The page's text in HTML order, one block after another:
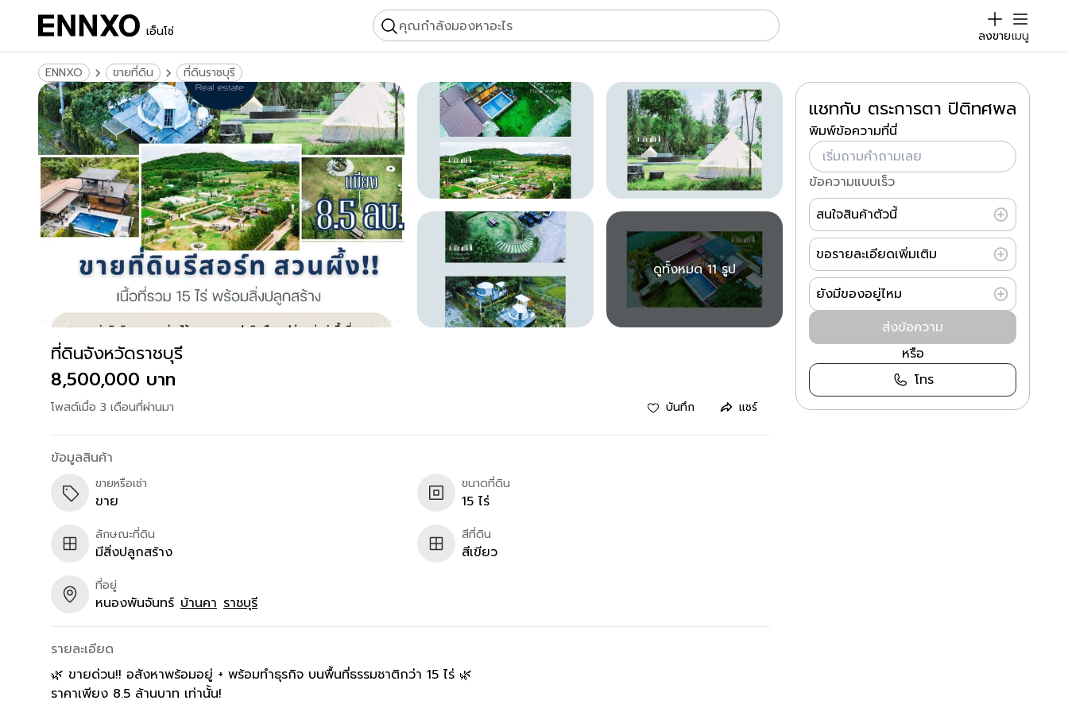
เอ็นโซ่ คุณกำลังมองหาอะไร
ลงขายเมนู
ENNXO ขายที่ดิน ที่ดินราชบุรี
ดูทั้งหมด 11 รูป
ที่ดินจังหวัดราชบุรี
8,500,000 บาท
โพสต์เมื่อ 3 เดือนที่ผ่านมา บันทึก แชร์
ข้อมูลสินค้า
ขายหรือเช่า
ขาย
ขนาดที่ดิน
15 ไร่
ลักษณะที่ดิน
มีสิ่งปลูกสร้าง
สีที่ดิน
สีเขียว
ที่อยู่
หนองพันจันทร์ บ้านคา ราชบุรี
รายละเอียด
🌿 ขายด่วน!! อสังหาพร้อมอยู่ + พร้อมทำธุรกิจ บนพื้นที่ธรรมชาติกว่า 15 ไร่ 🌿
ราคาเพียง 8.5 ล้านบาท เท่านั้น!
แชทกับ ตระการตา ปิติทศพล
พิมพ์ข้อความที่นี่
ข้อความแบบเร็ว
สนใจสินค้าตัวนี้
ขอรายละเอียดเพิ่มเติม
ยังมีของอยู่ไหม
ส่งข้อความ
หรือ
โทร